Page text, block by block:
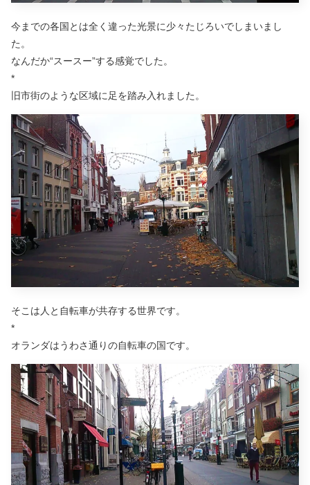
今までの各国とは全く違った光景に少々たじろいでしまいまし
た。
なんだか“スースー”する感覚でした。
*
旧市街のような区域に足を踏み入れました。
そこは人と自転車が共存する世界です。
*
オランダはうわさ通りの自転車の国です。